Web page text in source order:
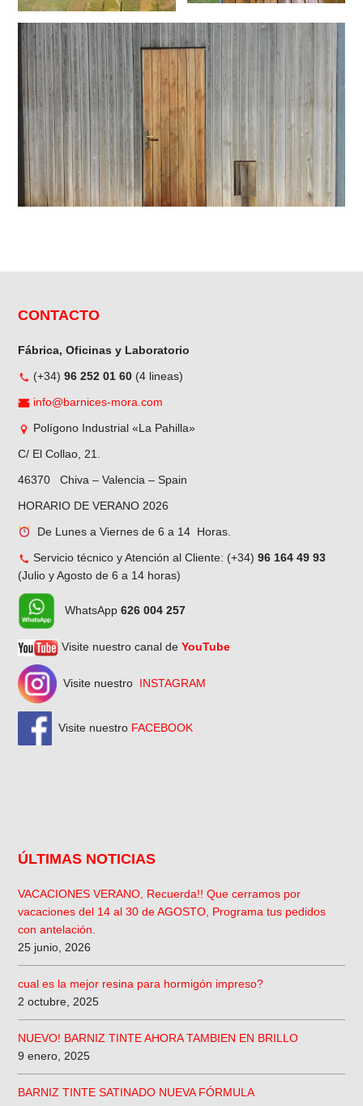
CONTACTO
Fábrica, Oficinas y Laboratorio
(+34) 96 252 01 60 (4 lineas)
info@barnices-mora.com
Polígono Industrial «La Pahilla»
C/ El Collao, 21.
46370 Chiva – Valencia – Spain
HORARIO DE VERANO 2026
De Lunes a Viernes de 6 a 14 Horas.
Servicio técnico y Atención al Cliente: (+34) 96 164 49 93
(Julio y Agosto de 6 a 14 horas)
WhatsApp 626 004 257
Visite nuestro canal de YouTube
Visite nuestro INSTAGRAM
Visite nuestro FACEBOOK
ÚLTIMAS NOTICIAS
VACACIONES VERANO, Recuerda!! Que cerramos por
vacaciones del 14 al 30 de AGOSTO, Programa tus pedidos
con antelación.
25 junio, 2026
cual es la mejor resina para hormigón impreso?
2 octubre, 2025
NUEVO! BARNIZ TINTE AHORA TAMBIEN EN BRILLO
9 enero, 2025
BARNIZ TINTE SATINADO NUEVA FÓRMULA